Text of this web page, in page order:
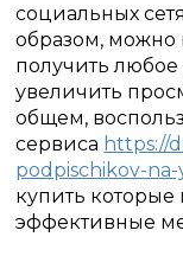
социальных
образом, можно
получить
увеличить
общем,
сервиса https://
podpischikov-
купить которые
эффективные